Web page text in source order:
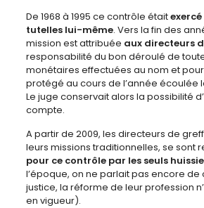
De 1968 à 1995 ce contrôle était
tutelles lui-même. Vers la fin des
mission est attribuée aux directeurs
responsabilité du bon déroulé de
monétaires effectuées au nom et
protégé au cours de l’année écoulée
Le juge conservait alors la possibilité
compte.
A partir de 2009, les directeurs de
leurs missions traditionnelles, se sont
pour ce contrôle par les seuls
l’époque, on ne parlait pas encore
justice, la réforme de leur profession
en vigueur).